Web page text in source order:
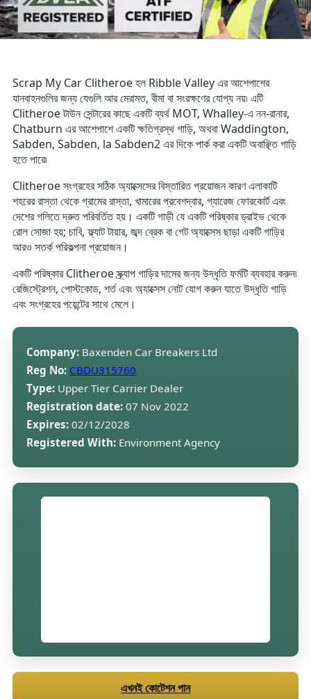
Scrap My Car Clitheroe হল Ribble Valley এর আশেপাশের
যানবাহনগুলির জন্য যেগুলি আর মেরামত, বীমা বা সংরক্ষণের যোগ্য নয়৷ এটি
Clitheroe টাউন সেন্টারের কাছে একটি ব্যর্থ MOT, Whalley-এ নন-রানার,
Chatburn এর আশেপাশে একটি ক্ষতিগ্রস্থ গাড়ি, অথবা Waddington,
Sabden, Sabden, la Sabden2 এর দিকে পার্ক করা একটি অবাঞ্ছিত গাড়ি
হতে পারে৷
Clitheroe সংগ্রহের সঠিক অ্যাক্সেসের বিস্তারিত প্রয়োজন কারণ এলাকাটি
শহরের রাস্তা থেকে গ্রামের রাস্তা, খামারের প্রবেশদ্বার, গ্যারেজ ফোরকোর্ট এবং
দেশের গলিতে দ্রুত পরিবর্তিত হয়। একটি গাড়ী যে একটি পরিষ্কার ড্রাইভ থেকে
রোল সোজা হয়; চাবি, ফ্ল্যাট টায়ার, জব্দ ব্রেক বা গেট অ্যাক্সেস ছাড়া একটি গাড়ির
আরও সতর্ক পরিকল্পনা প্রয়োজন।
একটি পরিষ্কার Clitheroe স্ক্র্যাপ গাড়ির দামের জন্য উদ্ধৃতি ফর্মটি ব্যবহার করুন৷
রেজিস্ট্রেশন, পোস্টকোড, শর্ত এবং অ্যাক্সেস নোট যোগ করুন যাতে উদ্ধৃতি গাড়ি
এবং সংগ্রহের পয়েন্টের সাথে মেলে।
Company: Baxenden Car Breakers Ltd
Reg No: CBDU315760
Type: Upper Tier Carrier Dealer
Registration date: 07 Nov 2022
Expires: 02/12/2028
Registered With: Environment Agency
এখনই কোটেশন পান